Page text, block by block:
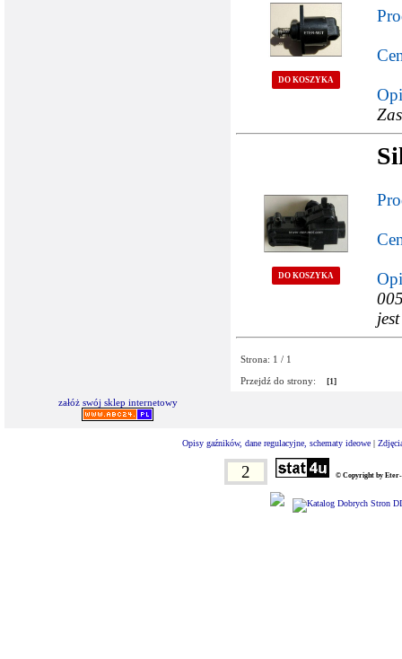
DO KOSZYKA
DO KOSZYKA
Strona: 1 / 1
Przejdź do strony:
[1]
załóż swój sklep internetowy
Opisy gaźników, dane regulacyjne, schematy ideowe |
2 © Copyright by